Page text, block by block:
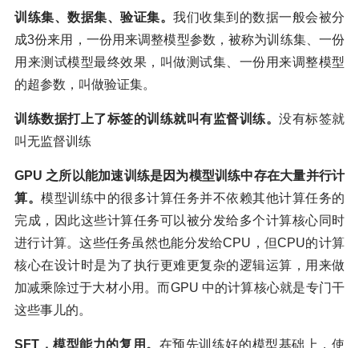
训练集、数据集、验证集。 我们收集到的数据一般会被分
成3份来用，一份用来调整模型参数，被称为训练集、一份
用来测试模型最终效果，叫做测试集、一份用来调整模型
的超参数，叫做验证集。
训练数据打上了标签的训练就叫有监督训练。 没有标签就
叫无监督训练
GPU 之所以能加速训练是因为模型训练中存在大量并行计
算。 模型训练中的很多计算任务并不依赖其他计算任务的
完成，因此这些计算任务可以被分发给多个计算核心同时
进行计算。这些任务虽然也能分发给CPU，但CPU的计算
核心在设计时是为了执行更难更复杂的逻辑运算，用来做
加减乘除过于大材小用。而GPU 中的计算核心就是专门干
这些事儿的。
SFT，模型能力的复用。 在预先训练好的模型基础上，使